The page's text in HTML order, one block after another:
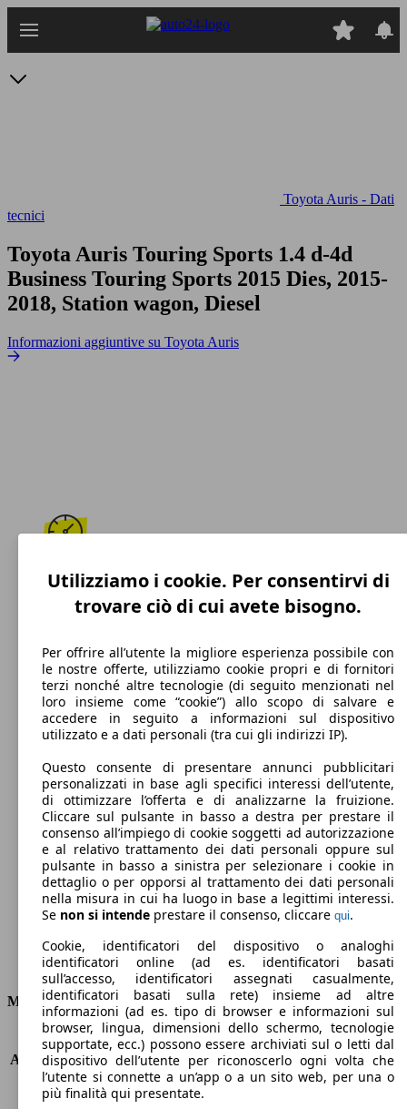
Toyota Auris - Dati
tecnici
Toyota Auris Touring Sports 1.4 d-4d
Business Touring Sports 2015 Dies, 2015-
2018, Station wagon, Diesel
Informazioni aggiuntive su Toyota Auris
180 km/h
Velocità massima
Diesel
Carburante
107 g/km
Emissioni di CO2 (combinato)*
Consumi
Motore e Prestazioni
KW (PS)
66 kW (90 PS)
Accelerazione (0-100 km/h)
12.5s
Velocità massima (km/h)
180 km/h
Numero di marce
6
Utilizziamo i cookie. Per consentirvi di
trovare ciò di cui avete bisogno.
Per offrire all’utente la migliore esperienza possibile con
le nostre offerte, utilizziamo cookie propri e di fornitori
terzi nonché altre tecnologie (di seguito menzionati nel
loro insieme come “cookie”) allo scopo di salvare e
accedere in seguito a informazioni sul dispositivo
utilizzato e a dati personali (tra cui gli indirizzi IP).
Questo consente di presentare annunci pubblicitari
personalizzati in base agli specifici interessi dell’utente,
di ottimizzare l’offerta e di analizzarne la fruizione.
Cliccare sul pulsante in basso a destra per prestare il
consenso all’impiego di cookie soggetti ad autorizzazione
e al relativo trattamento dei dati personali oppure sul
pulsante in basso a sinistra per selezionare i cookie in
dettaglio o per opporsi al trattamento dei dati personali
nella misura in cui ha luogo in base a legittimi interessi.
Se non si intende prestare il consenso, cliccare qui.
Cookie, identificatori del dispositivo o analoghi
identificatori online (ad es. identificatori basati
sull’accesso, identificatori assegnati casualmente,
identificatori basati sulla rete) insieme ad altre
informazioni (ad es. tipo di browser e informazioni sul
browser, lingua, dimensioni dello schermo, tecnologie
supportate, ecc.) possono essere archiviati sul o letti dal
dispositivo dell’utente per riconoscerlo ogni volta che
l’utente si connette a un’app o a un sito web, per una o
più finalità qui presentate.